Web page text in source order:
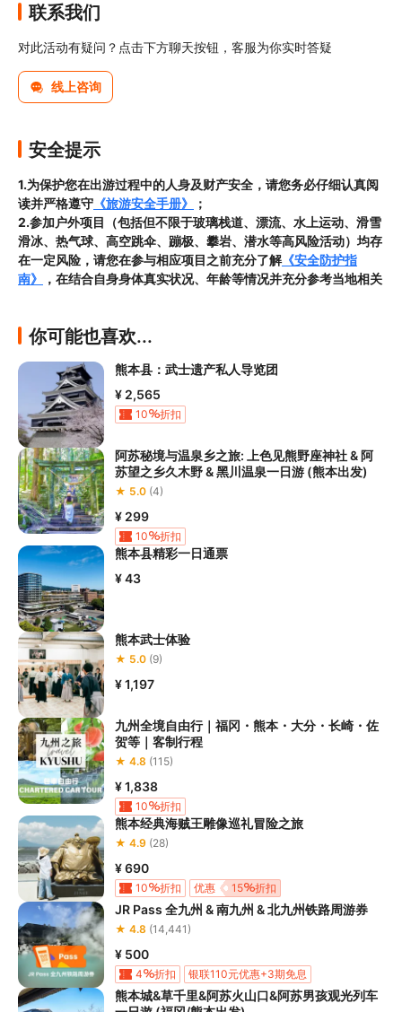
联系我们
对此活动有疑问？点击下方聊天按钮，客服为你实时答疑
线上咨询
安全提示
1.为保护您在出游过程中的人身及财产安全，请您务必仔细认真阅
读并严格遵守 《旅游安全手册》
；
2.参加户外项目（包括但不限于玻璃栈道、漂流、水上运动、滑雪
滑冰、热气球、高空跳伞、蹦极、攀岩、潜水等高风险活动）均存
在一定风险，请您在参与相应项目之前充分了解《安全防护指
南》
，在结合自身身体真实状况、年龄等情况并充分参考当地相关
患者及严重恐高、体质较弱的游客参加本产品内包含的项目，
给旅行社造成损失的，还需对旅行社进行全额赔偿；
4.因本产品内可能包含多个旅游项目，请您在
服工作人员沟通了解本产品内各项目的准入年龄、准入身高及准入
体重等准入要求
承担；
5.请您在参与项目期间全程穿戴好安全护具，避免发生意外事件；
6.若您在项目进行过程中感到任何不适，请及时与工作人员进行沟
通，工作人员将会及时为您提供必要支持。
你可能也喜欢...
熊本县：武士遗产私人导览团
¥ 2,565
10 折扣
阿苏秘境与温泉乡之旅: 上色见熊野座神社 & 阿
苏望之乡久木野 & 黑川温泉一日游 (熊本出发)
★ 5.0 (4)
¥ 299
10 折扣
熊本县精彩一日通票
¥ 43
熊本武士体验
★ 5.0 (9)
¥ 1,197
九州全境自由行｜福冈・熊本・大分・长崎・佐
贺等｜客制行程
★ 4.8 (115)
¥ 1,838
10 折扣
熊本经典海贼王雕像巡礼冒险之旅
★ 4.9 (28)
¥ 690
10 折扣 15 折扣
优惠
JR Pass 全九州 & 南九州 & 北九州铁路周游券
★ 4.8 (14,441)
¥ 500
4 折扣
银联110元优惠+3期免息
银联优惠100元+3期免息
上银信用卡独家立减30元
熊本城&草千里&阿苏火山口&阿苏男孩观光列车